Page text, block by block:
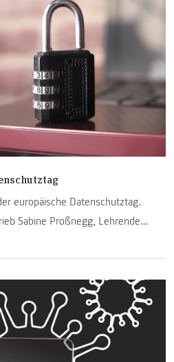
europäische Datenschutztag.
Sabine Proßnegg, Lehrende